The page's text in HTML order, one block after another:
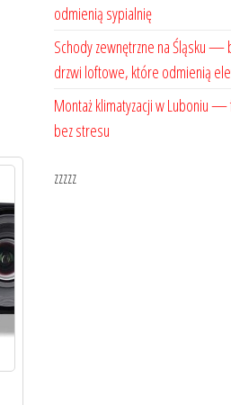
odmienią sypialnię
Schody zewnętrzne na Śląsku —
drzwi loftowe, które odmienią
Montaż klimatyzacji w Luboniu —
bez stresu
zzzzz